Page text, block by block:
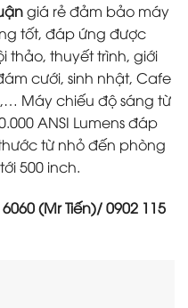
giá rẻ đảm bảo máy
tốt, đáp ứng được
thảo, thuyết trình, giới
cưới, sinh nhật, Cafe
Máy chiếu độ sáng từ
ANSI Lumens đáp
từ nhỏ đến phòng
500 inch.
(Mr Tiến)/ 0902 115